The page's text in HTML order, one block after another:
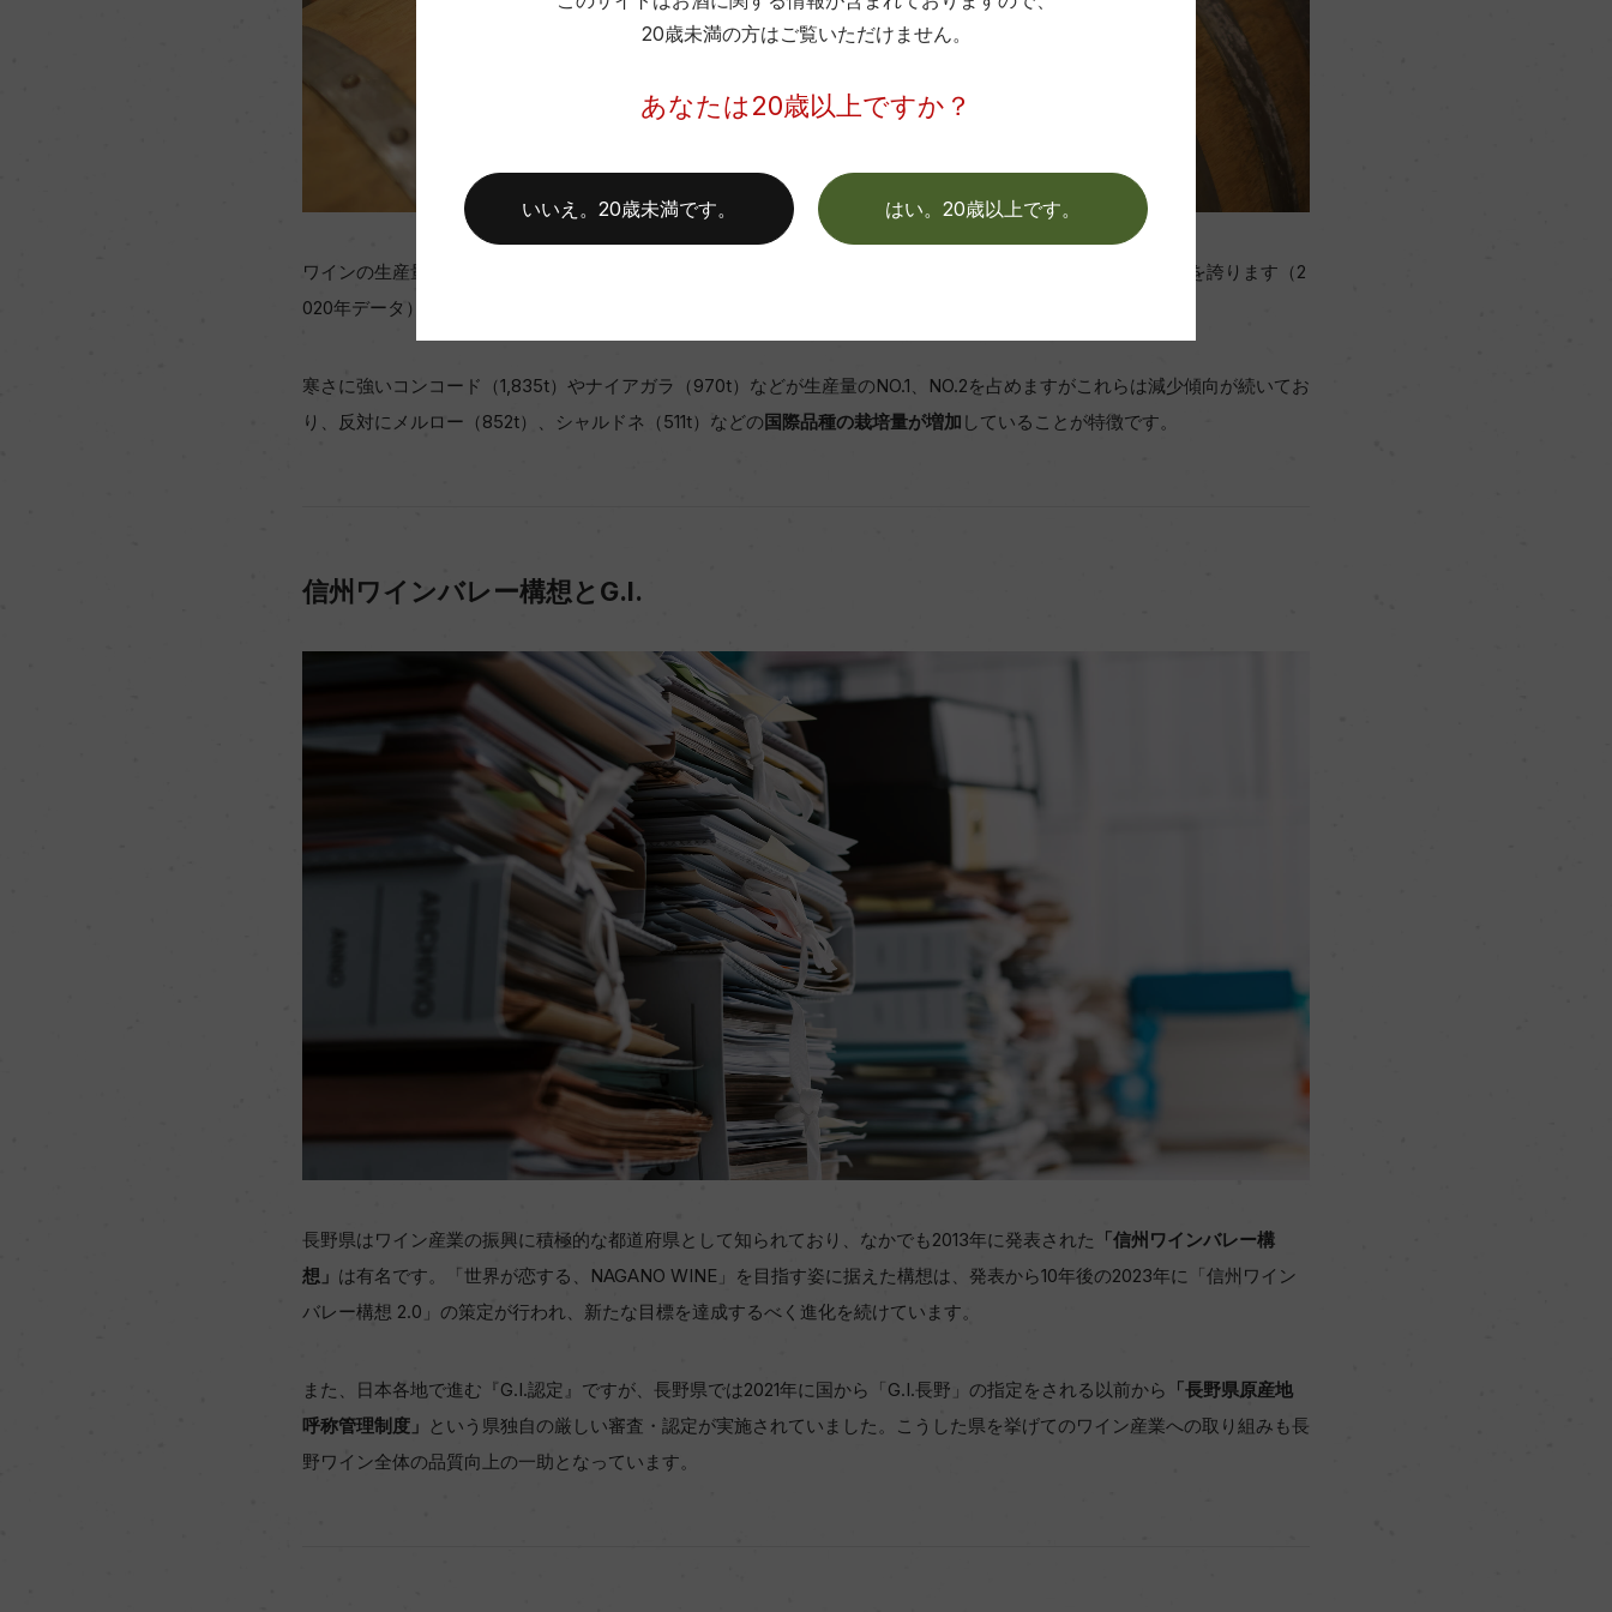
ワインの生産量は山梨県に次いで第2位。4,071㎘、750ml換算で542.8万本と日本全体の24.7％を占める生産量を誇ります（2
020年データ）。
寒さに強いコンコード（1,835t）やナイアガラ（970t）などが生産量のNO.1、NO.2を占めますがこれらは減少傾向が続いてお
り、反対にメルロー（852t）、シャルドネ（511t）などの国際品種の栽培量が増加 していることが特徴です。
信州ワインバレー構想とG.I.
長野県はワイン産業の振興に積極的な都道府県として知られており、なかでも2013年に発表された 「信州ワインバレー構
想」 は有名です。「世界が恋する、NAGANO WINE」を目指す姿に据えた構想は、発表から10年後の2023年に「信州ワイン
バレー構想 2.0」の策定が行われ、新たな目標を達成するべく進化を続けています。
また、日本各地で進む『G.I.認定』ですが、長野県では2021年に国から「G.I.長野」の指定をされる以前から 「長野県原産地
呼称管理制度」 という県独自の厳しい審査・認定が実施されていました。こうした県を挙げてのワイン産業への取り組みも長
野ワイン全体の品質向上の一助となっています。
20歳未満の方はご覧いただけません。
あなたは20歳以上ですか？
はい。20歳以上です。
いいえ。20歳未満です。